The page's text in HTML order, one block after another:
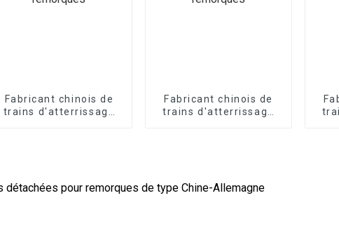
Fabricant chinois de
trains d'atterrissage
Fabricant chinois de
trains d'atterrissage